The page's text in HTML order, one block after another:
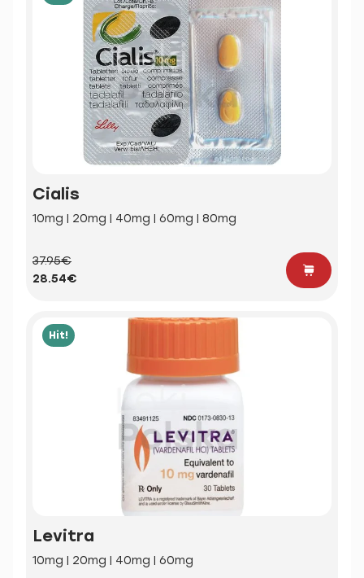
Cialis
10mg | 20mg | 40mg | 60mg | 80mg
37.95€
28.54€
Hit!
Levitra
10mg | 20mg | 40mg | 60mg